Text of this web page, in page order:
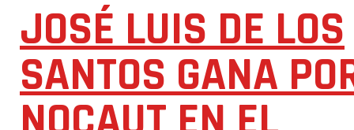
JOSÉ LUIS DE LOS
SANTOS GANA